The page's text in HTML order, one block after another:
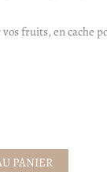
fruits, en cache
PANIER